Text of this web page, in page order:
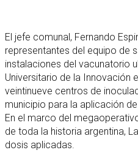
El jefe comunal, Fernando
representantes del equipo de
instalaciones del vacunatorio
Universitario de la Innovación
veintinueve centros de
municipio para la aplicación
En el marco del
de toda la historia argentina,
dosis aplicadas.